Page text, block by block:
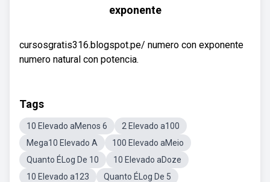
exponente
cursosgratis316.blogspot.pe/ numero con exponente
numero natural con potencia.
Tags
10 Elevado aMenos 6
2 Elevado a100
Mega10 Elevado A
100 Elevado aMeio
Quanto ÉLog De 10
10 Elevado aDoze
10 Elevado a123
Quanto ÉLog De 5